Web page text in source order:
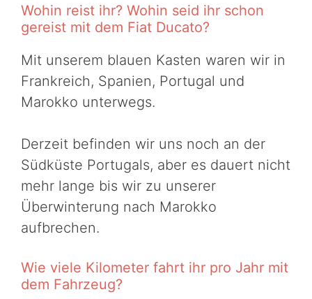
Wohin reist ihr? Wohin seid ihr schon
gereist mit dem Fiat Ducato?
Mit unserem blauen Kasten waren wir in
Frankreich, Spanien, Portugal und
Marokko unterwegs.
Derzeit befinden wir uns noch an der
Südküste Portugals, aber es dauert nicht
mehr lange bis wir zu unserer
Überwinterung nach Marokko
aufbrechen.
Wie viele Kilometer fahrt ihr pro Jahr mit
dem Fahrzeug?